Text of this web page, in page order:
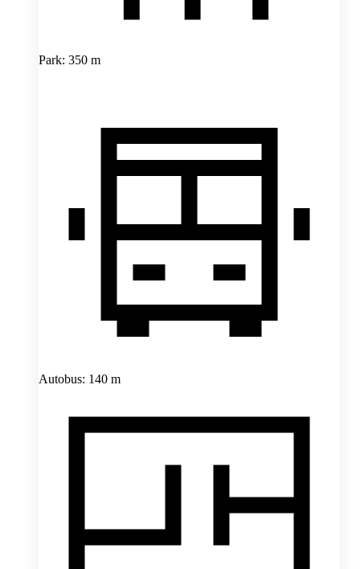
Park: 350 m
Autobus: 140 m